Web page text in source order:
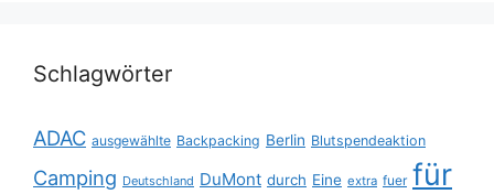
Schlagwörter
ADAC ausgewählte Backpacking Berlin Blutspendeaktion
Camping Deutschland DuMont durch Eine extra fuer für